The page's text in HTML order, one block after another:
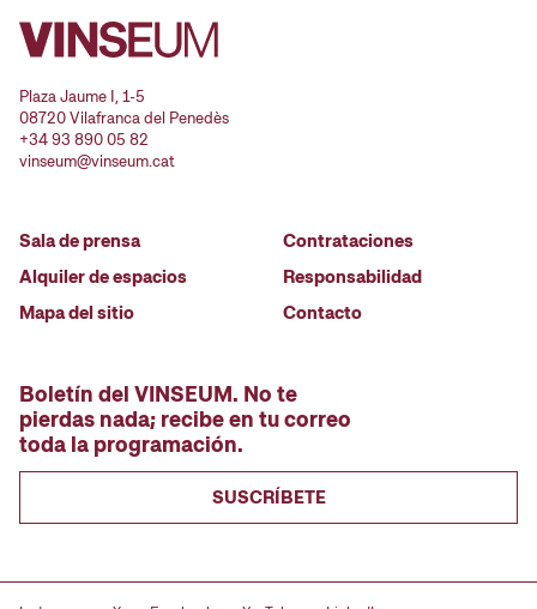
Plaza Jaume I, 1-5
08720 Vilafranca del Penedès
+34 93 890 05 82
vinseum@vinseum.cat
Sala de prensa
Alquiler de espacios
Mapa del sitio
Contrataciones
Responsabilidad
Contacto
Boletín del VINSEUM. No te
pierdas nada; recibe en tu correo
toda la programación.
SUSCRÍBETE